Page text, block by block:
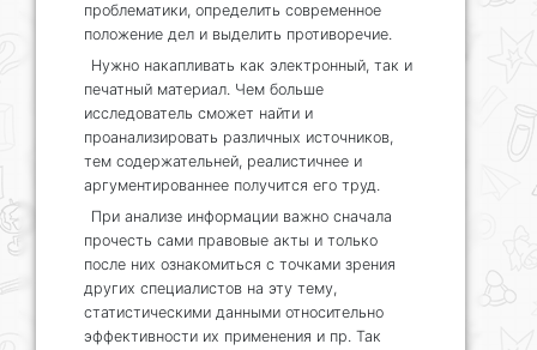
проблематики, определить современное
положение дел и выделить противоречие.
Нужно накапливать как электронный, так и
печатный материал. Чем больше
исследователь сможет найти и
проанализировать различных источников,
тем содержательней, реалистичнее и
аргументированнее получится его труд.
При анализе информации важно сначала
прочесть сами правовые акты и только
после них ознакомиться с точками зрения
других специалистов на эту тему,
статистическими данными относительно
эффективности их применения и пр. Так